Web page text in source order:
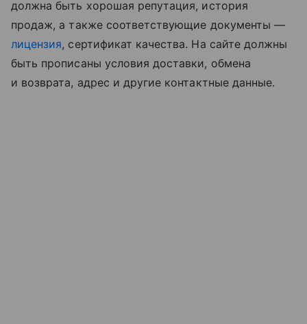
должна быть хорошая репутация, история
продаж, а также соответствующие документы —
лицензия, сертификат качества. На сайте должны
быть прописаны условия доставки, обмена
и возврата, адрес и другие контактные данные.